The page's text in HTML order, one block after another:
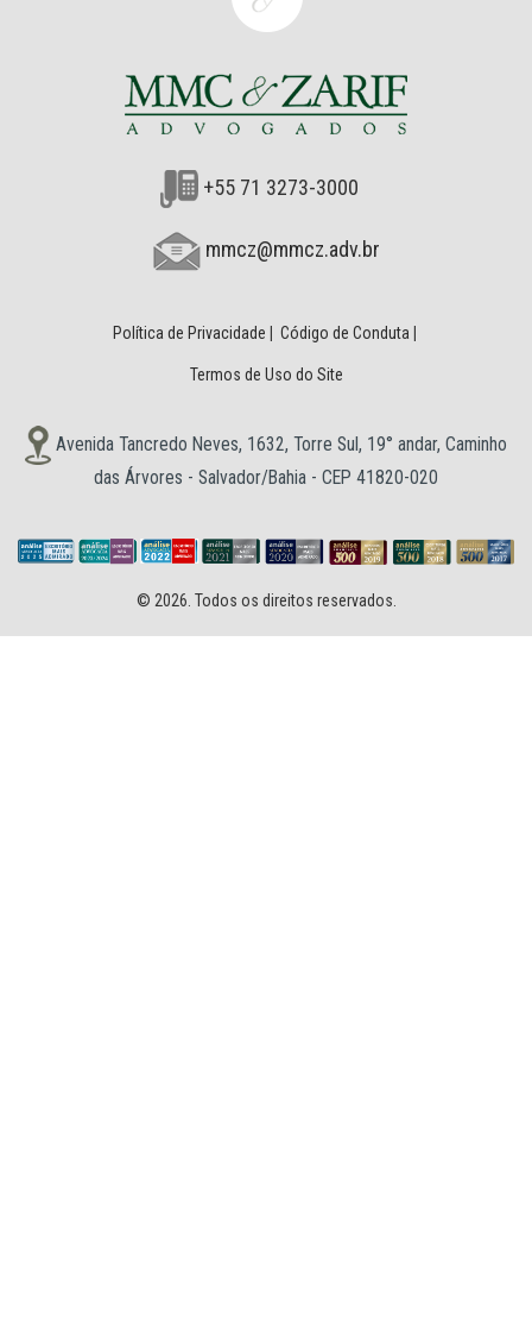
+55 71 3273-3000
mmcz@mmcz.adv.br
Política de Privacidade Código de Conduta
Termos de Uso do Site
Avenida Tancredo Neves, 1632, Torre Sul, 19° andar, Caminho
das Árvores - Salvador/Bahia - CEP 41820-020
© 2026. Todos os direitos reservados.